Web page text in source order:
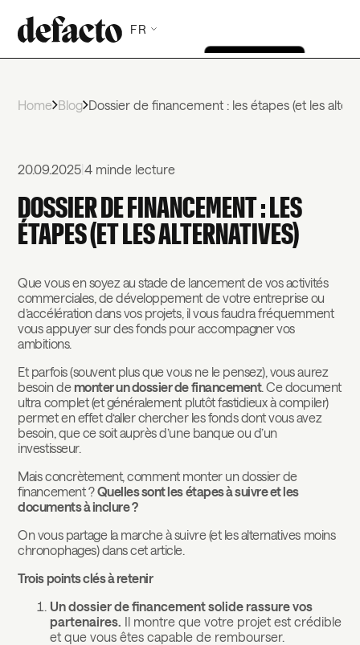
FR
Home Blog Dossier de financement : les étapes (et les
20.09.2025 |4 minde lecture
DOSSIER DE FINANCEMENT : LES
ÉTAPES (ET LES ALTERNATIVES)
Que vous en soyez au stade de lancement de vos activités
commerciales, de développement de votre entreprise ou
d’accélération dans vos projets, il vous faudra fréquemment
vous appuyer sur des fonds pour accompagner vos
ambitions.
Et parfois (souvent plus que vous ne le pensez), vous aurez
besoin de monter un dossier de financement. Ce document
ultra complet (et généralement plutôt fastidieux à compiler)
permet en effet d‘aller chercher les fonds dont vous avez
besoin, que ce soit auprès d’une banque ou d’un
investisseur.
Mais concrètement, comment monter un dossier de
financement ?Quelles sont les étapes à suivre et les
documents à inclure ?
On vous partage la marche à suivre (et les alternatives moins
chronophages) dans cet article.
Trois points clés à retenir
Un dossier de financement solide rassure vos
partenaires. Il montre que votre projet est crédible
et que vous êtes capable de rembourser.